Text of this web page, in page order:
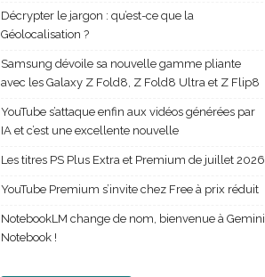
Décrypter le jargon : qu’est-ce que la
Géolocalisation ?
Samsung dévoile sa nouvelle gamme pliante
avec les Galaxy Z Fold8, Z Fold8 Ultra et Z Flip8
YouTube s’attaque enfin aux vidéos générées par
IA et c’est une excellente nouvelle
Les titres PS Plus Extra et Premium de juillet 2026
YouTube Premium s’invite chez Free à prix réduit
NotebookLM change de nom, bienvenue à Gemini
Notebook !